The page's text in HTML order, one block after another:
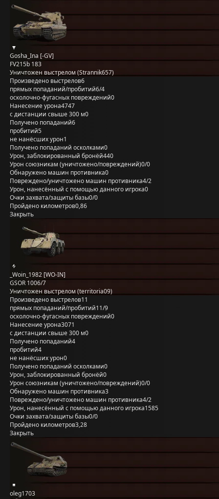
Gosha_Ina [-GV]
FV215b 183
Уничтожен выстрелом (Strannik657)
Произведено выстрелов6
прямых попаданий/пробитий6/4
осколочно-фугасных повреждений0
Нанесение урона4747
с дистанции свыше 300 м0
Получено попаданий6
пробитий5
не нанёсших урон1
Получено попаданий осколками0
Урон, заблокированный бронёй440
Урон союзникам (уничтожено/повреждений)0/0
Обнаружено машин противника0
Повреждено/уничтожено машин противника4/2
Урон, нанесённый с помощью данного игрока0
Очки захвата/защиты базы0/0
Пройдено километров0,86
Закрыть
_Woin_1982 [WO-IN]
GSOR 1006/7
Уничтожен выстрелом (territoria09)
Произведено выстрелов11
прямых попаданий/пробитий11/9
осколочно-фугасных повреждений0
Нанесение урона3071
с дистанции свыше 300 м0
Получено попаданий4
пробитий4
не нанёсших урон0
Получено попаданий осколками0
Урон, заблокированный бронёй0
Урон союзникам (уничтожено/повреждений)0/0
Обнаружено машин противника3
Повреждено/уничтожено машин противника4/2
Урон, нанесённый с помощью данного игрока1585
Очки захвата/защиты базы0/0
Пройдено километров3,28
Закрыть
oleg1703